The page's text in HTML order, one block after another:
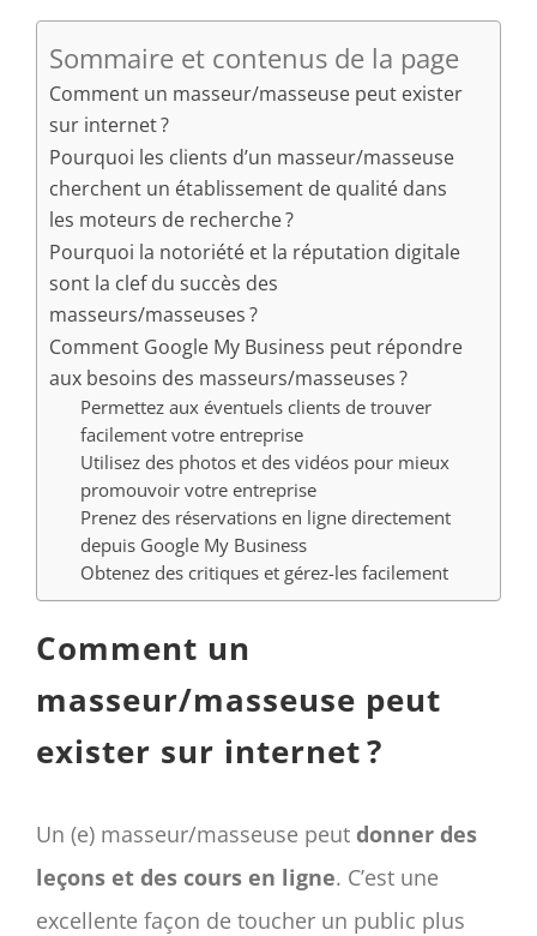
Sommaire et contenus de la page
Comment un masseur/masseuse peut exister
sur internet ?
Pourquoi les clients d’un masseur/masseuse
cherchent un établissement de qualité dans
les moteurs de recherche ?
Pourquoi la notoriété et la réputation digitale
sont la clef du succès des
masseurs/masseuses ?
Comment Google My Business peut répondre
aux besoins des masseurs/masseuses ?
Permettez aux éventuels clients de trouver
facilement votre entreprise
Utilisez des photos et des vidéos pour mieux
promouvoir votre entreprise
Prenez des réservations en ligne directement
depuis Google My Business
Obtenez des critiques et gérez-les facilement
Comment un
masseur/masseuse peut
exister sur internet ?
Un (e) masseur/masseuse peut donner des
leçons et des cours en ligne. C’est une
excellente façon de toucher un public plus